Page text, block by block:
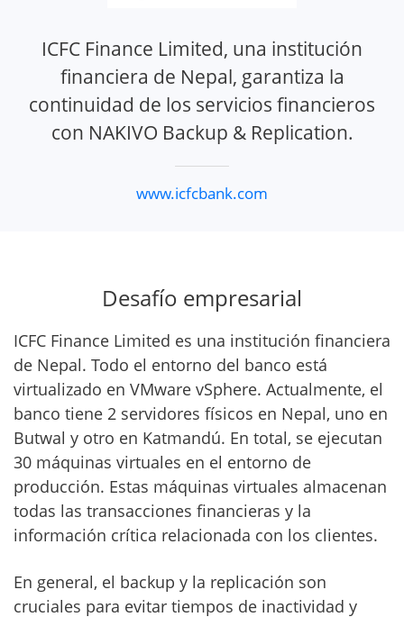
ICFC Finance Limited, una institución
financiera de Nepal, garantiza la
continuidad de los servicios financieros
con NAKIVO Backup & Replication.
www.icfcbank.com
Desafío empresarial
ICFC Finance Limited es una institución financiera
de Nepal. Todo el entorno del banco está
virtualizado en VMware vSphere. Actualmente, el
banco tiene 2 servidores físicos en Nepal, uno en
Butwal y otro en Katmandú. En total, se ejecutan
30 máquinas virtuales en el entorno de
producción. Estas máquinas virtuales almacenan
todas las transacciones financieras y la
información crítica relacionada con los clientes.
En general, el backup y la replicación son
cruciales para evitar tiempos de inactividad y